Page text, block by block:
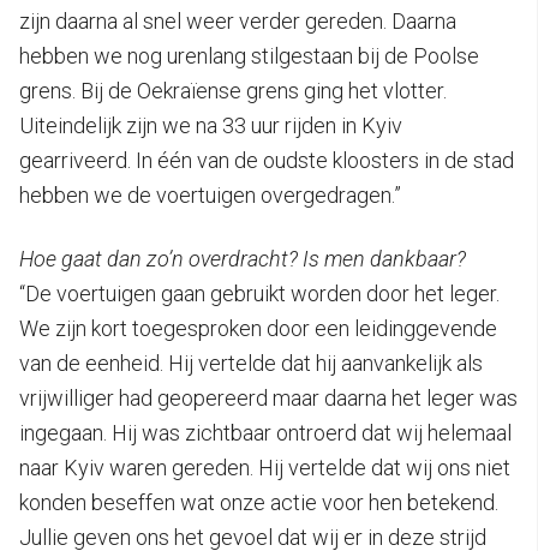
zijn daarna al snel weer verder gereden. Daarna
hebben we nog urenlang stilgestaan bij de Poolse
grens. Bij de Oekraïense grens ging het vlotter.
Uiteindelijk zijn we na 33 uur rijden in Kyiv
gearriveerd. In één van de oudste kloosters in de stad
hebben we de voertuigen overgedragen.”
Hoe gaat dan zo’n overdracht? Is men dankbaar?
“De voertuigen gaan gebruikt worden door het leger.
We zijn kort toegesproken door een leidinggevende
van de eenheid. Hij vertelde dat hij aanvankelijk als
vrijwilliger had geopereerd maar daarna het leger was
ingegaan. Hij was zichtbaar ontroerd dat wij helemaal
naar Kyiv waren gereden. Hij vertelde dat wij ons niet
konden beseffen wat onze actie voor hen betekend.
Jullie geven ons het gevoel dat wij er in deze strijd